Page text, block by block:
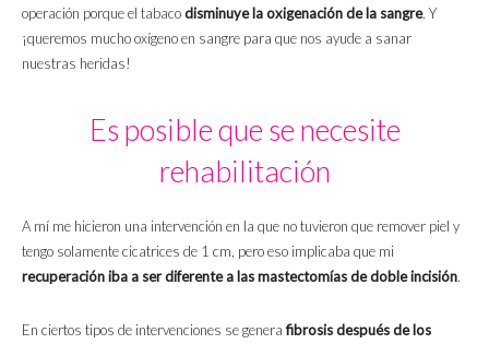
operación porque el tabacodisminuye la oxigenación de la sangre. Y
¡queremos mucho oxígeno en sangre para que nos ayude a sanar
nuestras heridas!
Es posible que se necesite
rehabilitación
A mí me hicieron una intervención en la que no tuvieron que remover piel y
tengo solamente cicatrices de 1 cm, pero eso implicaba que mi
recuperación iba a ser diferente a las mastectomías de doble incisión.
En ciertos tipos de intervenciones se generafibrosis después de los